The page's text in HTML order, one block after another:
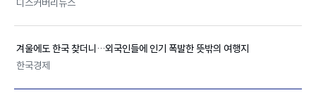
디스커버리뉴스
겨울에도 한국 찾더니…외국인들에 인기 폭발한 뜻밖의 여행지
한국경제